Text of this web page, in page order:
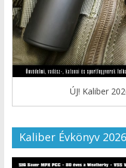
ÚJ! Kaliber
Kaliber Évkönyv 2026